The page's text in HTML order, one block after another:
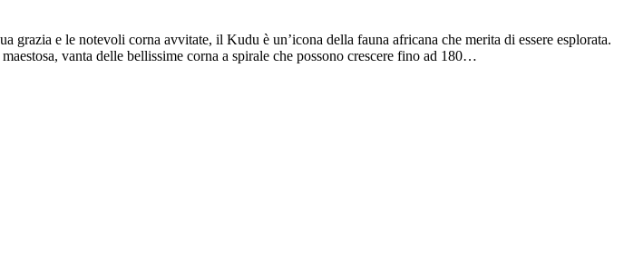
grazia e le notevoli corna avvitate, il Kudu è un’icona della fauna africana che merita di essere esplorata.
vanta delle bellissime corna a spirale che possono crescere fino ad 180…